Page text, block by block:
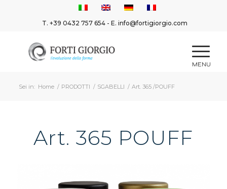
T.+39 0432 757 654 - E.info@fortigiorgio.com
Sei in: Home / PRODOTTI / SGABELLI / Art. 365 /POUFF
Art. 365 POUFF